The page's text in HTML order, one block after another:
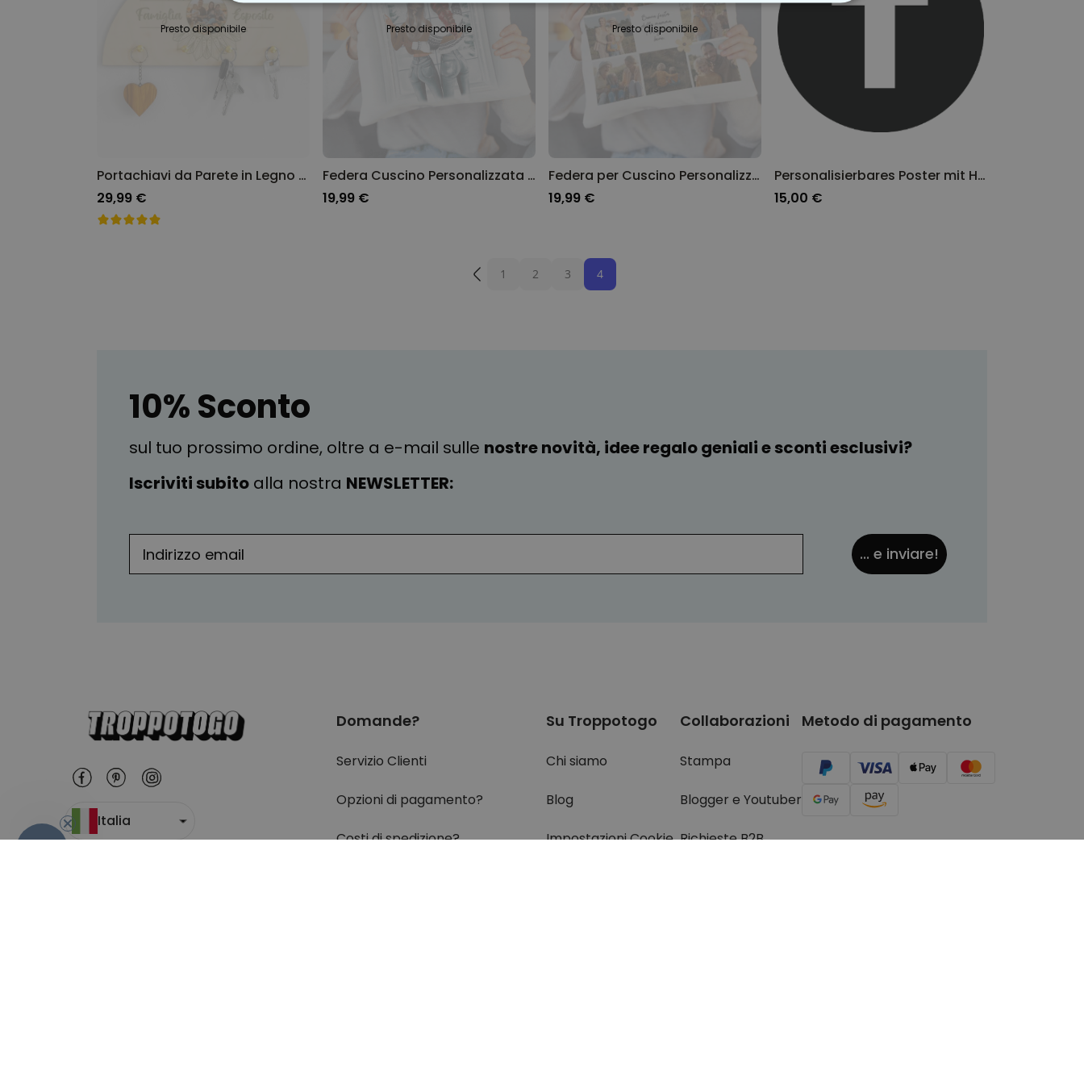
Presto disponibile
Portachiavi da Parete in Legno Personalizzato Mandala con Foto e Testo
29,99 €
Presto disponibile
Federa Cuscino Personalizzata con Illustrazione invernale di Amiche
19,99 €
Presto disponibile
Federa per Cuscino Personalizzata con Testo e Simboli
19,99 €
Personalisierbares Poster mit Haustier Illustration
15,00 €
1 2 3 4
10% Sconto
sul tuo prossimo ordine, oltre a e-mail sulle nostre novità, idee regalo geniali e sconti esclusivi?
Iscriviti subito alla nostra NEWSLETTER:
... e inviare!
Italia
Domande?
Servizio Clienti
Opzioni di pagamento?
Costi di spedizione?
Su Troppotogo
Chi siamo
Blog
Impostazioni Cookie
Collaborazioni
Stampa
Blogger e Youtuber
Richieste B2B
Metodo di pagamento
STRETTAMENTE NECESSARIO PRESTAZIONI MARKETING NON CLASSIFICATO